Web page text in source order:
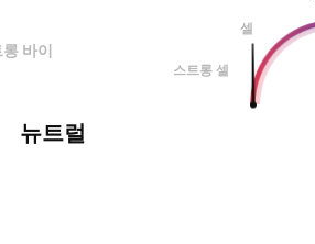
바이
뉴트럴
셀
스트롱 셀